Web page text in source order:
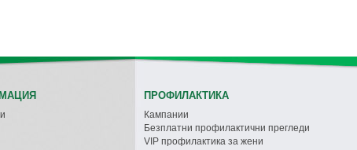
ПРОФИЛАКТИКА
Кампании
Безплатни профилактични прегледи
VIP профилактика за жени